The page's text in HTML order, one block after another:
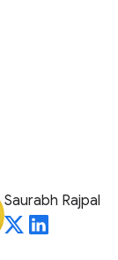
Saurabh Rajpal